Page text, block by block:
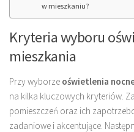
w mieszkaniu?
Kryteria wyboru
mieszkania
Przy wyborze oświetlenia
na kilka kluczowych kryteriów.
pomieszczeń oraz ich
zadaniowe i akcentujące.